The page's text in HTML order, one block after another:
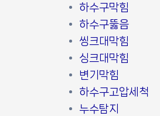
하수구막힘
하수구뚫음
씽크대막힘
싱크대막힘
변기막힘
하수구고압세척
누수탐지